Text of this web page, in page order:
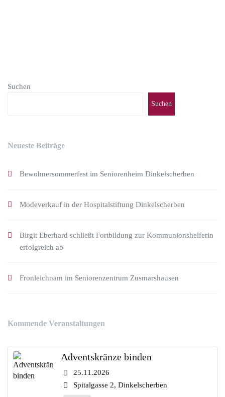
Suchen
Suchen
Neueste Beiträge
Bewohnersommerfest im Seniorenheim Dinkelscherben
Modeverkauf in der Hospitalstiftung Dinkelscherben
Birgit Eberhard schließt Fortbildung zur Kommunionshelferin
erfolgreich ab
Fronleichnam im Seniorenzentrum Zusmarshausen
Kommende Veranstaltungen
Adventskränze binden
25.11.2026
Spitalgasse 2, Dinkelscherben